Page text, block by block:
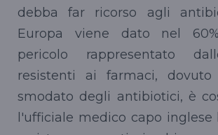
debba far ricorso agli
Europa viene dato nel
pericolo rappresentato
resistenti ai farmaci,
smodato degli antibiotici, è
l'ufficiale medico capo